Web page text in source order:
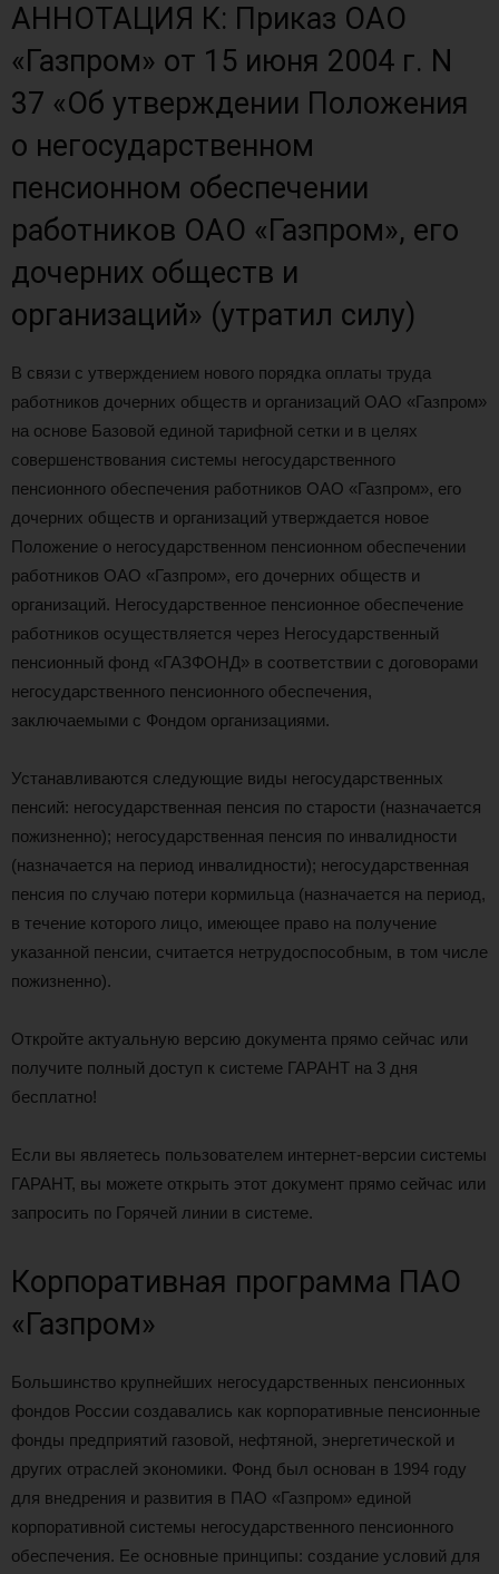
АННОТАЦИЯ К: Приказ ОАО
«Газпром» от 15 июня 2004 г. N
37 «Об утверждении Положения
о негосударственном
пенсионном обеспечении
работников ОАО «Газпром», его
дочерних обществ и
организаций» (утратил силу)
В связи с утверждением нового порядка оплаты труда
работников дочерних обществ и организаций ОАО «Газпром»
на основе Базовой единой тарифной сетки и в целях
совершенствования системы негосударственного
пенсионного обеспечения работников ОАО «Газпром», его
дочерних обществ и организаций утверждается новое
Положение о негосударственном пенсионном обеспечении
работников ОАО «Газпром», его дочерних обществ и
организаций. Негосударственное пенсионное обеспечение
работников осуществляется через Негосударственный
пенсионный фонд «ГАЗФОНД» в соответствии с договорами
негосударственного пенсионного обеспечения,
заключаемыми с Фондом организациями.
Устанавливаются следующие виды негосударственных
пенсий: негосударственная пенсия по старости (назначается
пожизненно); негосударственная пенсия по инвалидности
(назначается на период инвалидности); негосударственная
пенсия по случаю потери кормильца (назначается на период,
в течение которого лицо, имеющее право на получение
указанной пенсии, считается нетрудоспособным, в том числе
пожизненно).
Откройте актуальную версию документа прямо сейчас или
получите полный доступ к системе ГАРАНТ на 3 дня
бесплатно!
Если вы являетесь пользователем интернет-версии системы
ГАРАНТ, вы можете открыть этот документ прямо сейчас или
запросить по Горячей линии в системе.
Корпоративная программа ПАО
«Газпром»
Большинство крупнейших негосударственных пенсионных
фондов России создавались как корпоративные пенсионные
фонды предприятий газовой, нефтяной, энергетической и
других отраслей экономики. Фонд был основан в 1994 году
для внедрения и развития в ПАО «Газпром» единой
корпоративной системы негосударственного пенсионного
обеспечения. Ее основные принципы: создание условий для